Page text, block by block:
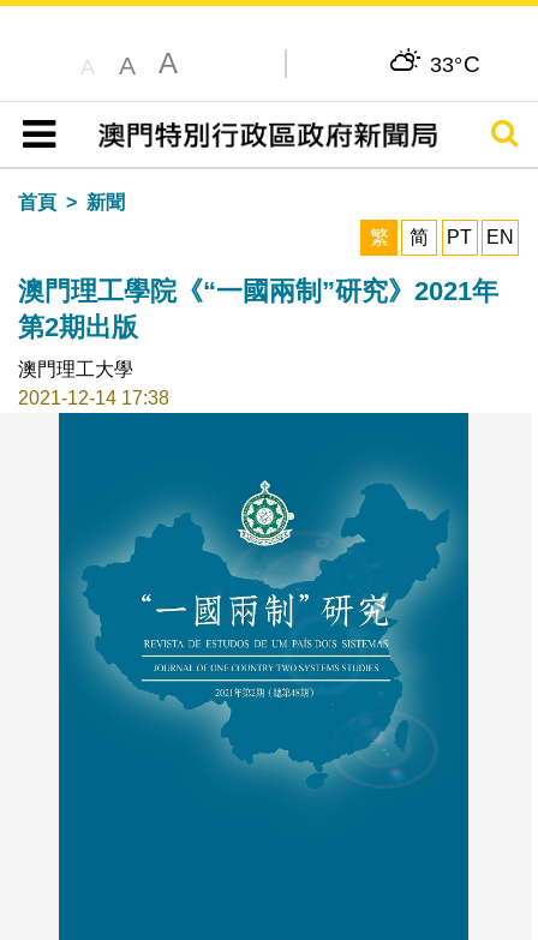
A A A 33°C
目錄
搜尋
首頁
新聞
繁
简 PT EN
澳門理工學院《“一國兩制”研究》2021年
第2期出版
澳門理工大學
2021-12-14 17:38